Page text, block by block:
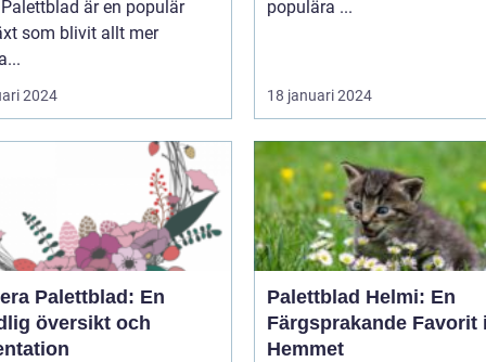
som blivit allt mer
2024
populära ...
18 januari 2024
Palettblad: En
översikt och
Palettblad Helmi: En
Färgsprakande Favorit
Hemmet